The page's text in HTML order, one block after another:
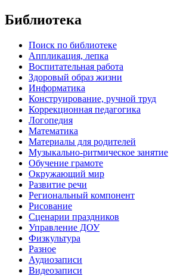
Библиотека
Поиск по библиотеке
Аппликация, лепка
Воспитательная работа
Здоровый образ жизни
Информатика
Конструирование, ручной труд
Коррекционная педагогика
Логопедия
Математика
Материалы для родителей
Музыкально-ритмическое занятие
Обучение грамоте
Окружающий мир
Развитие речи
Региональный компонент
Рисование
Сценарии праздников
Управление ДОУ
Физкультура
Разное
Аудиозаписи
Видеозаписи